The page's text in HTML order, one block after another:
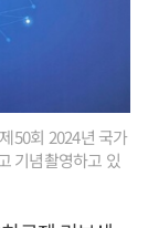
50회 2024년 국가
기념촬영하고 있